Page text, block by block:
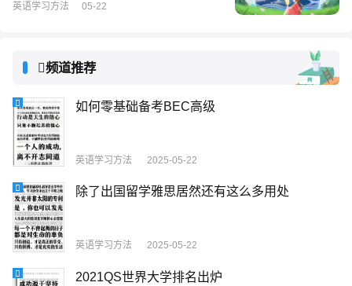
英语学习方法 05-22
频道推荐
如何零基础备考BEC高级
英语学习方法 2025-05-22
除了出国留学雅思居然还有这么多用处
英语学习方法 2025-05-22
2021QS世界大学排名出炉